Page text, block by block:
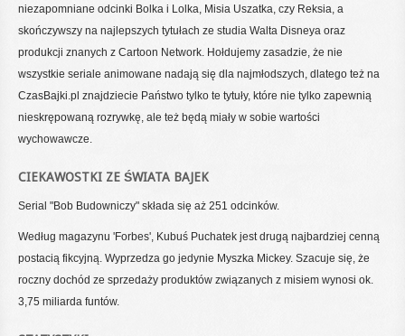
niezapomniane odcinki Bolka i Lolka, Misia Uszatka, czy Reksia, a
skończywszy na najlepszych tytułach ze studia Walta Disneya oraz
produkcji znanych z Cartoon Network. Hołdujemy zasadzie, że nie
wszystkie seriale animowane nadają się dla najmłodszych, dlatego też na
CzasBajki.pl znajdziecie Państwo tylko te tytuły, które nie tylko zapewnią
nieskrępowaną rozrywkę, ale też będą miały w sobie wartości
wychowawcze.
CIEKAWOSTKI ZE ŚWIATA BAJEK
Serial "Bob Budowniczy" składa się aż 251 odcinków.
Według magazynu 'Forbes', Kubuś Puchatek jest drugą najbardziej cenną
postacią fikcyjną. Wyprzedza go jedynie Myszka Mickey. Szacuje się, że
roczny dochód ze sprzedaży produktów związanych z misiem wynosi ok.
3,75 miliarda funtów.